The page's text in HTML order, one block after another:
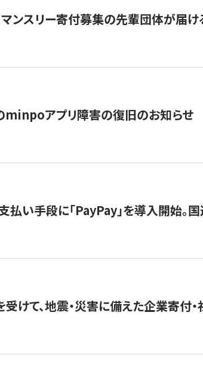
ンスリー寄付募集の先輩団体が届
アプリ障害の復旧のお知らせ
払い手段に「PayPay」を導入開始。
けて、地震・災害に備えた企業寄付